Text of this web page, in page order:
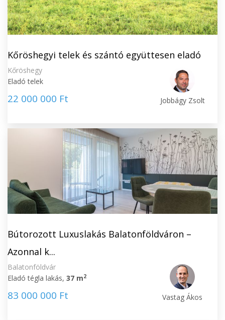
Kőröshegyi telek és szántó együttesen eladó
Kőröshegy
Eladó telek
22 000 000 Ft Jobbágy Zsolt
Bútorozott Luxuslakás Balatonföldváron –
Azonnal k...
Balatonföldvár
Eladó tégla lakás, 37 m2
83 000 000 Ft Vastag Ákos